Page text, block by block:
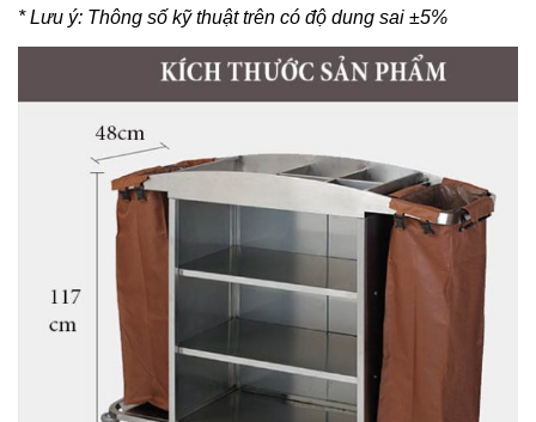
* Lưu ý: Thông số kỹ thuật trên có độ dung sai ±5%